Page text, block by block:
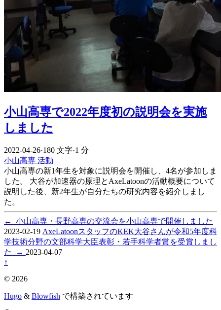
小山高専で2022年度初の説明会を実施
しました
2022-04-26·180 文字·1 分
小山高専 活動
小山高専の新1年生を対象に説明会を開催し、4名が参加しま
した。 大谷が加速器の原理とAxeLatoonの活動概要について
説明した後、新2年生が自分たちの研究内容を紹介しまし
た。
←
小山高専・長野高専の交流会を小山高専で開催しました
2023-02-19 AxeLatoonスタッフのKEK大谷さんが令和5年度科
学技術分野の文部科学大臣表彰・若手科学者賞を受賞しまし
た
→ 2023-04-07
↑
© 2026
Hugo & Blowfish で構築されています